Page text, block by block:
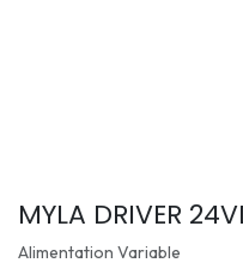
MYLA DRIVER
Alimentation Variable